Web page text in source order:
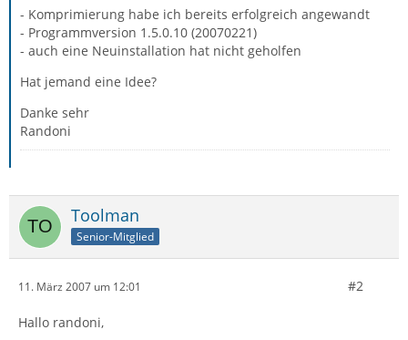
- Komprimierung habe ich bereits erfolgreich angewandt
- Programmversion 1.5.0.10 (20070221)
- auch eine Neuinstallation hat nicht geholfen
Hat jemand eine Idee?
Danke sehr
Randoni
Toolman
Senior-Mitglied
11. März 2007 um 12:01 #2
Hallo randoni,